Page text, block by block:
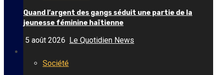
Quand l’argent des gangs séduit une partie de la
jeunesse féminine haïtienne
5 août 2026 Le Quotidien News
Société